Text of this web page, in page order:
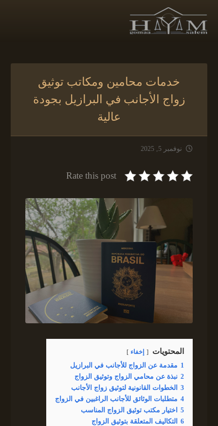
خدمات محامين ومكاتب توثيق
زواج الأجانب في البرازيل بجودة
عالية
نوفمبر 5, 2025
Rate this post
المحتويات إخفاء
1 مقدمة عن الزواج للأجانب في البرازيل
2 نبذة عن محامي الزواج وتوثيق الزواج
3
الخطوات القانونية لتوثيق زواج الأجانب
4 متطلبات الوثائق للأجانب الراغبين في الزواج
5
اختيار مكتب توثيق الزواج المناسب
6
التكاليف المتعلقة بتوثيق الزواج